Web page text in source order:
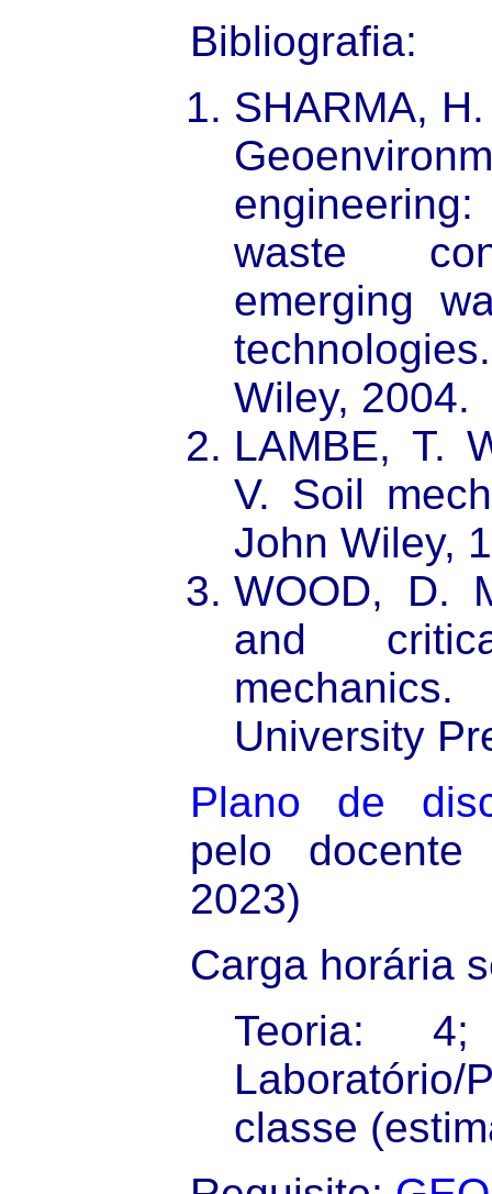
Bibliografia:
SHARMA,
waste
emerging
Wiley, 2004.
LAMBE, T.
V. Soil
John Wiley,
WOOD, D.
and
University
Plano de
pelo docente
2023)
Carga horária
Teoria: 4
Laboratório/
classe